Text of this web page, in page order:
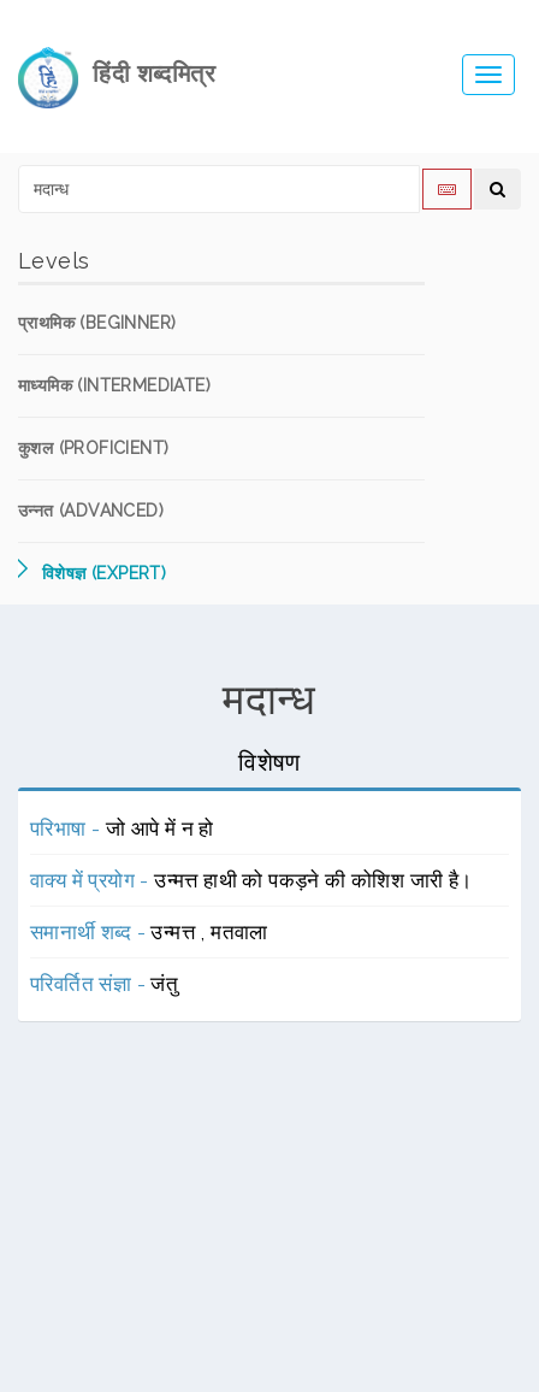
हिंदी शब्दमित्र
Levels
प्राथमिक (BEGINNER)
माध्यमिक (INTERMEDIATE)
कुशल (PROFICIENT)
उन्नत (ADVANCED)
विशेषज्ञ (EXPERT)
मदान्ध
विशेषण
परिभाषा -जो आपे में न हो
वाक्य में प्रयोग -उन्मत्त हाथी को पकड़ने की कोशिश जारी है।
समानार्थी शब्द -उन्मत्त ,मतवाला
परिवर्तित संज्ञा -जंतु